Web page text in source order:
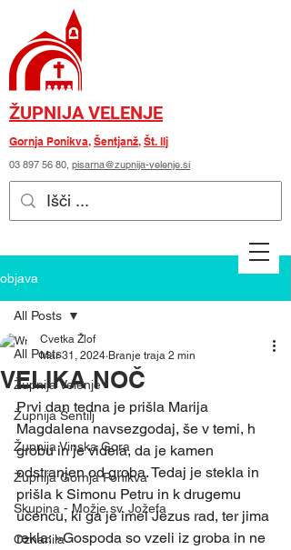
ŽUPNIJA VELENJE
Gornja Ponikva, Šentjanž, Št. Ilj
03 897 56 80, pisarna@zupnija-velenje.si
objava
All Posts
Župnija Velenje
Župnija Šentilj
Župnija Vinska Gora
Župnija Gornja Ponikva
Skupina - Možje sv. Jožefa
Oznanila
All Posts
VELIKA NOČ
Cvetka Žlof
Mar 31, 2024 Branje traja 2 min
Prvi dan tedna je prišla Marija
Magdalena navsezgodaj, še v temi, h
grobu in je videla, da je kamen
odstranjen od groba. Tedaj je stekla in
prišla k Simonu Petru in k drugemu
učencu, ki ga je imel Jezus rad, ter jima
rekla: »Gospoda so vzeli iz groba in ne